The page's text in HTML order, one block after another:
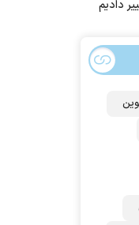
دادیم